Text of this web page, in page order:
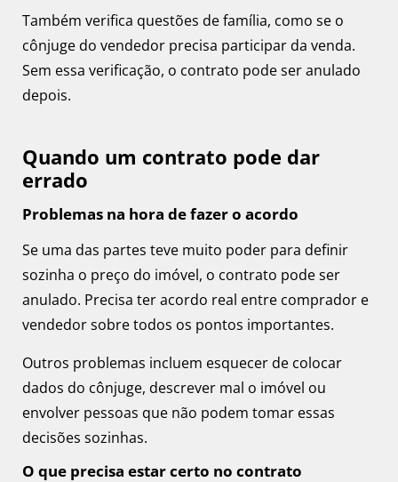
Também verifica questões de família, como se o
cônjuge do vendedor precisa participar da venda.
Sem essa verificação, o contrato pode ser anulado
depois.
Quando um contrato pode dar
errado
Problemas na hora de fazer o acordo
Se uma das partes teve muito poder para definir
sozinha o preço do imóvel, o contrato pode ser
anulado. Precisa ter acordo real entre comprador e
vendedor sobre todos os pontos importantes.
Outros problemas incluem esquecer de colocar
dados do cônjuge, descrever mal o imóvel ou
envolver pessoas que não podem tomar essas
decisões sozinhas.
O que precisa estar certo no contrato